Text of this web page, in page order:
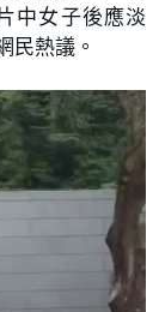
中女子後應淡
民熱議。